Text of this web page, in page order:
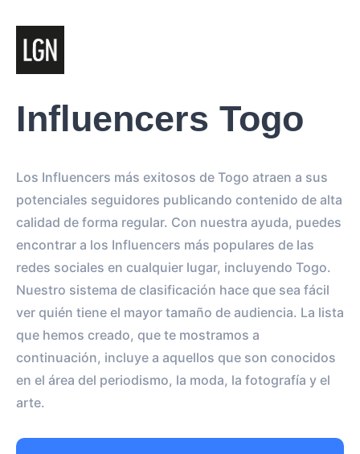
Influencers Togo
Los Influencers más exitosos de Togo atraen a sus
potenciales seguidores publicando contenido de alta
calidad de forma regular. Con nuestra ayuda, puedes
encontrar a los Influencers más populares de las
redes sociales en cualquier lugar, incluyendo Togo.
Nuestro sistema de clasificación hace que sea fácil
ver quién tiene el mayor tamaño de audiencia. La lista
que hemos creado, que te mostramos a
continuación, incluye a aquellos que son conocidos
en el área del periodismo, la moda, la fotografía y el
arte.